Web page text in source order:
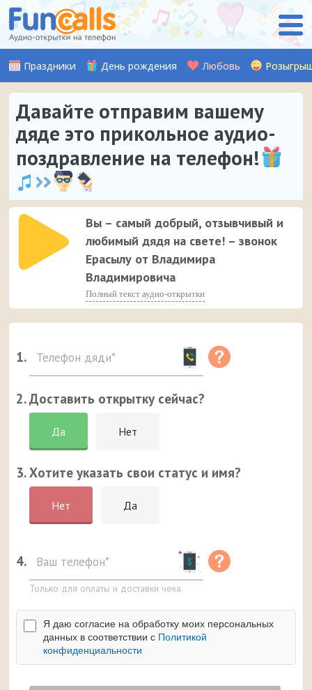
Праздники День рождения Любовь
Давайте отправим вашему
дяде это прикольное аудио-
поздравление на телефон!
Вы – самый добрый, отзывчивый и
любимый дядя на свете! – звонок
Ерасылу от Владимира
Владимировича
Полный текст аудио-открытки
1.
2. Доставить открытку сейчас?
Да Нет
3. Хотите указать свои статус и имя?
Нет Да
4.
Только для оплаты и доставки чека.
Я даю согласие на обработку моих персональных
данных в соответствии с Политикой
конфиденциальности